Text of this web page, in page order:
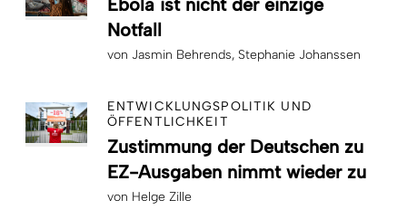
Notfall
von Jasmin Behrends Stephanie Johanssen
ENTWICKLUNGSPOLITIK UND
ÖFFENTLICHKEIT
Zustimmung der Deutschen zu
EZ-Ausgaben nimmt wieder zu
von Helge Zille